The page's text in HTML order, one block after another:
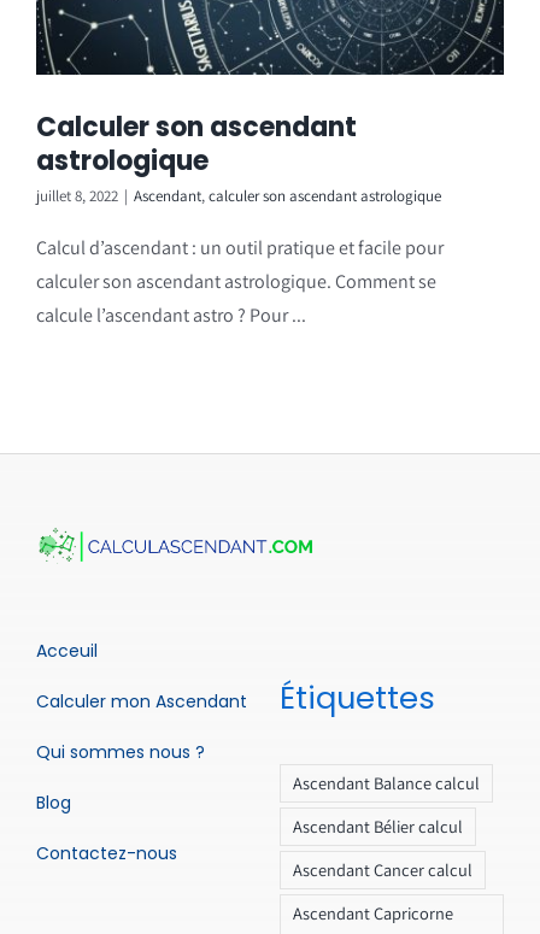
Calculer son ascendant
astrologique
juillet 8, 2022 | Ascendant,calculer son ascendant astrologique
Calcul d’ascendant : un outil pratique et facile pour
calculer son ascendant astrologique. Comment se
calcule l’ascendant astro ? Pour ...
Acceuil
Calculer mon Ascendant
Qui sommes nous ?
Blog
Contactez-nous
Étiquettes
Ascendant Balance calcul
Ascendant Bélier calcul
Ascendant Cancer calcul
Ascendant Capricorne